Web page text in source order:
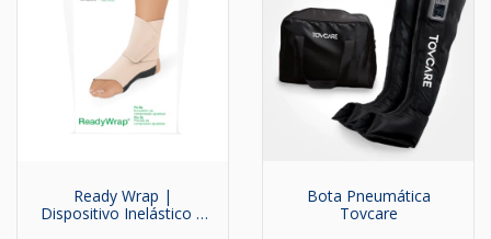
Ready Wrap |
Dispositivo Inelástico |
Bota Pneumática
Tovcare